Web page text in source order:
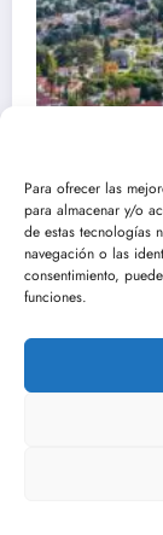
Para ofrecer las
para almacenar y/o
de estas tecnologías
navegación o las
consentimiento,
funciones.
mayo 31,
NewsBlogger -